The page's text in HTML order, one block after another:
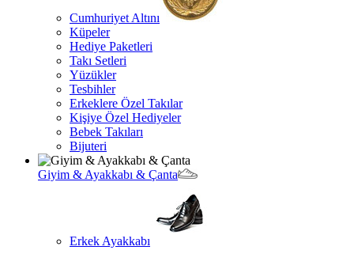
Cumhuriyet Altını
Küpeler
Hediye Paketleri
Takı Setleri
Yüzükler
Tesbihler
Erkeklere Özel Takılar
Kişiye Özel Hediyeler
Bebek Takıları
Bijuteri
Giyim & Ayakkabı & Çanta
Erkek Ayakkabı